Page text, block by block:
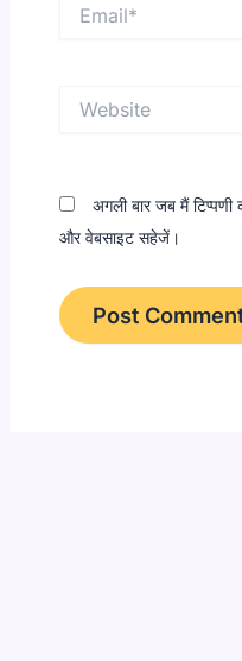
अगली बार जब मैं
और वेबसाइट सहेजें।